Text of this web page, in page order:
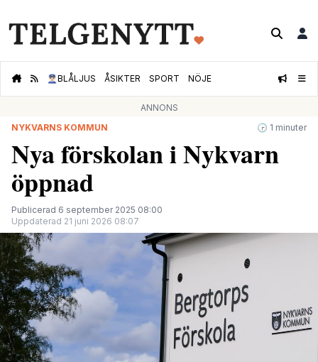
👮🏻‍♂️BLÅLJUS ÅSIKTER SPORT NÖJE
ANNONS
NYKVARNS KOMMUN
🕝 1 minuter
Nya förskolan i Nykvarn
öppnad
Publicerad 6 september 2025 08:00
Uppdaterad 21 juni 2026 08:07